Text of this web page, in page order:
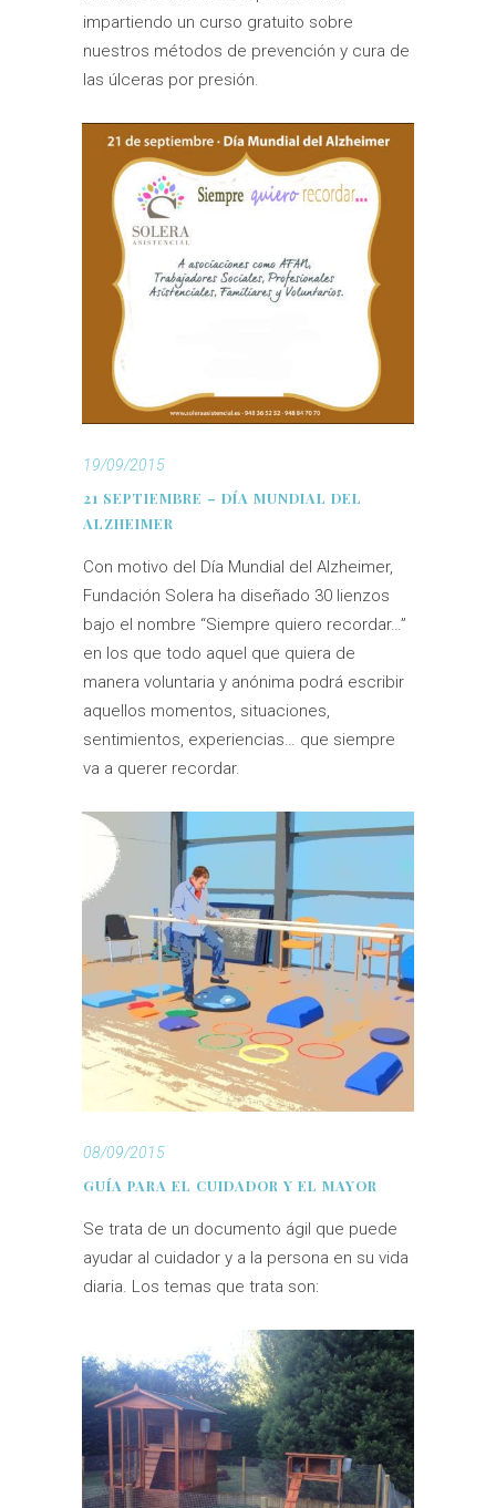
impartiendo un curso gratuito sobre
nuestros métodos de prevención y cura de
las úlceras por presión.
19/09/2015
21 SEPTIEMBRE – DÍA MUNDIAL DEL
ALZHEIMER
Con motivo del Día Mundial del Alzheimer,
Fundación Solera ha diseñado 30 lienzos
bajo el nombre “Siempre quiero recordar…”
en los que todo aquel que quiera de
manera voluntaria y anónima podrá escribir
aquellos momentos, situaciones,
sentimientos, experiencias… que siempre
va a querer recordar.
08/09/2015
GUÍA PARA EL CUIDADOR Y EL MAYOR
Se trata de un documento ágil que puede
ayudar al cuidador y a la persona en su vida
diaria. Los temas que trata son: